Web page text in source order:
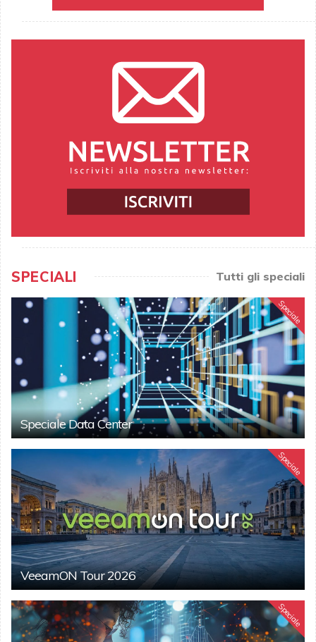
SPECIALI Tutti gli speciali
Speciale
Speciale Data Center
Speciale
VeeamON Tour 2026
Speciale